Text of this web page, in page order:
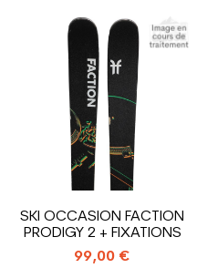
SKI OCCASION FACTION
PRODIGY 2 + FIXATIONS
99,00 €